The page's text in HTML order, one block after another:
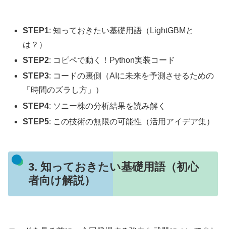
STEP1: 知っておきたい基礎用語（LightGBMと
は？）
STEP2: コピペで動く！Python実装コード
STEP3: コードの裏側（AIに未来を予測させるための
「時間のズラし方」）
STEP4: ソニー株の分析結果を読み解く
STEP5: この技術の無限の可能性（活用アイデア集）
3. 知っておきたい基礎用語（初心
者向け解説）